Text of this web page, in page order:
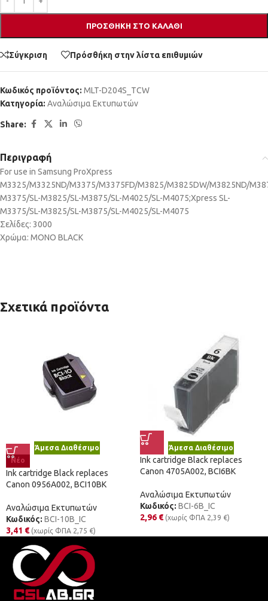
ΠΡΟΣΘΉΚΗ ΣΤΟ ΚΑΛΆΘΙ
Σύγκριση Πρόσθήκη στην λίστα επιθυμιών
Κωδικός προϊόντος: MLT-D204S_TCW
Κατηγορία: Αναλώσιμα Εκτυπωτών
Share:
Περιγραφή
For use in Samsung ProXpress
M3325/M3325ND/M3375/M3375FD/M3825/M3825DW/M3825ND/
M3375/SL-M3825/SL-M3875/SL-M4025/SL-M4075;Xpress SL-
M3375/SL-M3825/SL-M3875/SL-M4025/SL-M4075
Σελίδες: 3000
Χρώμα: MONO BLACK
Σχετικά προϊόντα
Άμεσα Διαθέσιμο
Νέο
Ink cartridge Black replaces
Canon 0956A002, BCI10BK
Αναλώσιμα Εκτυπωτών
Κωδικός: BCI-10B_IC
3,41 € (χωρίς ΦΠΑ 2,75 €)
Άμεσα Διαθέσιμο
Ink cartridge Black replaces
Canon 4705A002, BCI6BK
Αναλώσιμα Εκτυπωτών
Κωδικός: BCI-6B_IC
2,96 € (χωρίς ΦΠΑ 2,39 €)